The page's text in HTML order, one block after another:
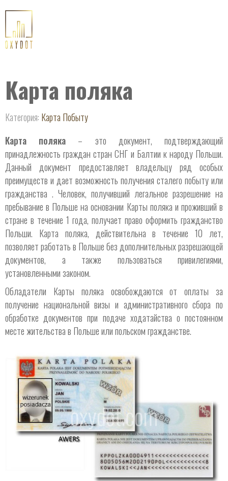
Карта поляка
Категория: Карта Побыту
Карта поляка – это документ, подтверждающий
принадлежность граждан стран СНГ и Балтии к народу Польши.
Данный документ предоставляет владельцу ряд особых
преимуществ и дает возможность получения сталего побыту или
гражданства . Человек, получивший легальное разрешение на
пребывание в Польше на основании Карты поляка и проживший в
стране в течение 1 года, получает право оформить гражданство
Польши. Карта поляка, действительна в течение 10 лет,
позволяет работать в Польше без дополнительных разрешающей
документов, а также пользоваться привилегиями,
установленными законом.
Обладатели Карты поляка освобождаются от оплаты за
получение национальной визы и административного сбора по
обработке документов при подаче ходатайства о постоянном
месте жительства в Польше или польском гражданстве.